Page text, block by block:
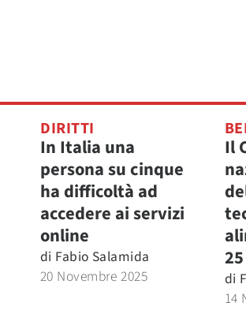
DIRITTI
In Italia una
persona su cinque
ha difficoltà ad
accedere ai servizi
online
di Fabio Salamida
20 Novembre 2025
Il
di
14